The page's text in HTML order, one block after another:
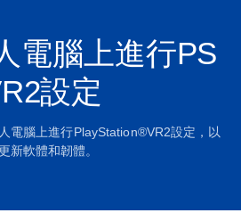
電腦上進行PS
設定
電腦上進行PlayStation®VR2設定，以
新軟體和韌體。